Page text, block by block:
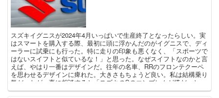
スズキイグニスが2024年4月いっぱいで生産終了となったらしい。実
はスマートを購入する際、最初に頭に浮かんだのがイグニスで、ディ
ーラーに試乗にも行った。特に走りの印象も悪くなく、「スポーツで
はないスイフトと似ているな！」と思った。なぜスイフトなのかと言
えば、やはり一番はデザインだ。往年の名車、RRのフロンテクーペ
を思わせるデザインに痺れた。大きさもちょうど良い。私は結構乗り
気だったが、妻に相談すると「スズキのSのエンブレムが嫌だ」と一
言。またスマートの走りが想像を遙かに超える出来だったので、イグ